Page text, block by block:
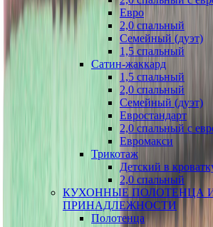
Евро
2,0 спальный
Семейный (дуэт)
1,5 спальный
Сатин-жаккард
1,5 спальный
2,0 спальный
Семейный (дуэт)
Евростандарт
2,0 спальный с
Евромакси
Трикотаж
Детский в
2,0 спальный
КУХОННЫЕ ПОЛОТЕНЦА
ПРИНАДЛЕЖНОСТИ
Полотенца